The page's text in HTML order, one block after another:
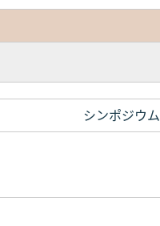
シンポジウム